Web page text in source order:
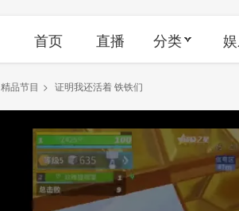
首页 直播 分类
精品节目 > 证明我还活着 铁铁们